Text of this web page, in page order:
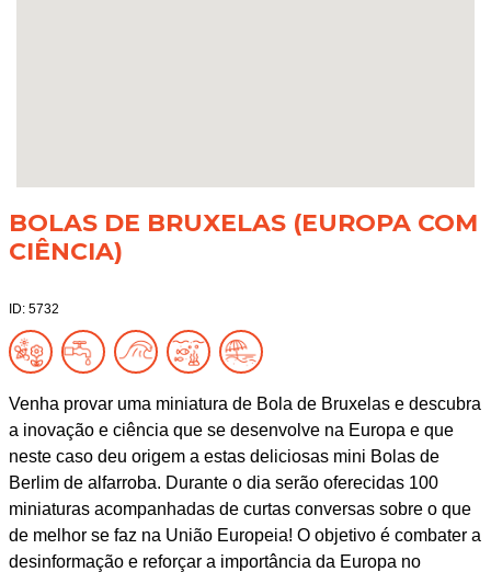
BOLAS DE BRUXELAS (EUROPA COM
CIÊNCIA)
ID: 5732
Venha provar uma miniatura de Bola de Bruxelas e descubra
a inovação e ciência que se desenvolve na Europa e que
neste caso deu origem a estas deliciosas mini Bolas de
Berlim de alfarroba. Durante o dia serão oferecidas 100
miniaturas acompanhadas de curtas conversas sobre o que
de melhor se faz na União Europeia! O objetivo é combater a
desinformação e reforçar a importância da Europa no